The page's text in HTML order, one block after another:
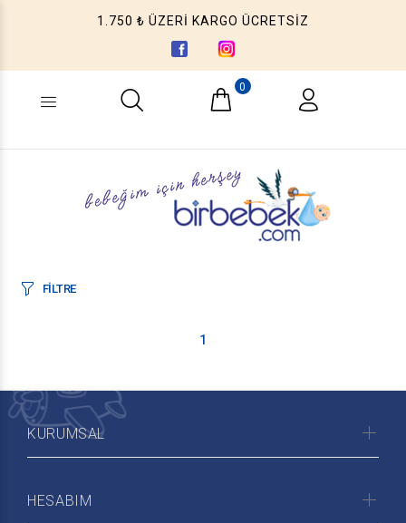
1.750 ₺ ÜZERİ KARGO ÜCRETSİZ
Ne aramıştınız? (Ürün, Kategori ...)
0
FİLTRE
1
KURUMSAL
HESABIM